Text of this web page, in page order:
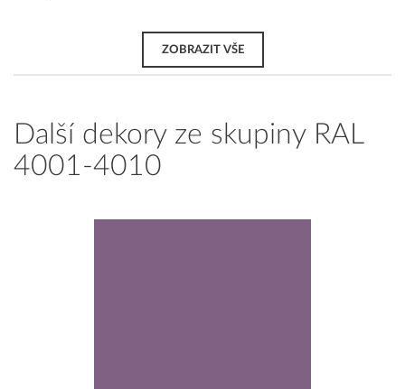
ZOBRAZIT VŠE
Další dekory ze skupiny RAL
4001-4010